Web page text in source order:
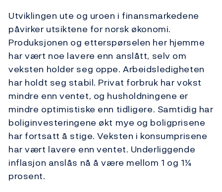
Utviklingen ute og uroen i finansmarkedene
påvirker utsiktene for norsk økonomi.
Produksjonen og etterspørselen her hjemme
har vært noe lavere enn anslått, selv om
veksten holder seg oppe. Arbeidsledigheten
har holdt seg stabil. Privat forbruk har vokst
mindre enn ventet, og husholdningene er
mindre optimistiske enn tidligere. Samtidig har
boliginvesteringene økt mye og boligprisene
har fortsatt å stige. Veksten i konsumprisene
har vært lavere enn ventet. Underliggende
inflasjon anslås nå å være mellom 1 og 1¼
prosent.